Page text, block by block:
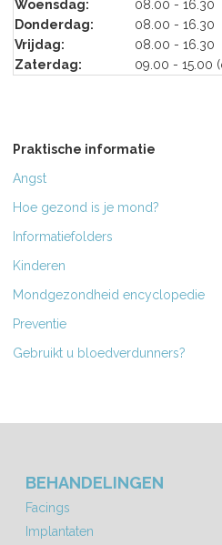
Woensdag:
08.00 - 16.30
Donderdag:
08.00 - 16.30
Vrijdag:
08.00 - 16.30
Zaterdag:
09.00 - 15.00
Praktische informatie
Angst
Hoe gezond is je mond?
Informatiefolders
Kinderen
Mondgezondheid encyclopedie
Preventie
Gebruikt u bloedverdunners?
BEHANDELINGEN
Facings
Implantaten